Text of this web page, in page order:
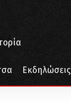
Εκδηλώσεις
– 1917. Η Επανάσταση